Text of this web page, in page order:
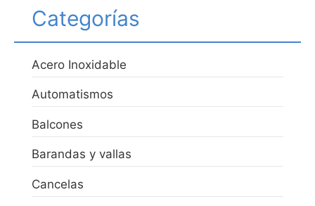
Categorías
Acero Inoxidable
Automatismos
Balcones
Barandas y vallas
Cancelas